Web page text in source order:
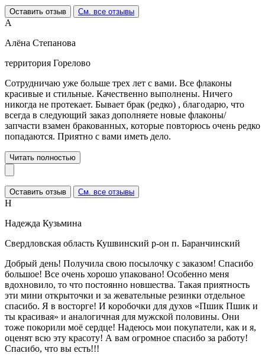
Оставить отзыв См. все отзывы
А
Алёна Степанова
территория Горелово
Сотрудничаю уже больше трех лет с вами. Все флаконы
красивые и стильные. Качественно выполнены. Ничего
никогда не протекает. Бывает брак (редко) , благодарю, что
всегда в следующий заказ дополняете новые флаконы/
запчасти взамен бракованных, которые повторюсь очень редко
попадаются. Приятно с вами иметь дело.
Читать полностью
Оставить отзыв См. все отзывы
Н
Надежда Кузьмина
Свердловская область Кушвинский р-он п. Баранчинский
Добрый день! Получила свою посылочку с заказом! Спасибо
большое! Все очень хорошо упаковано! Особенно меня
вдохновило, то что постоянно новшества. Такая приятность
эти мини открыточки и за жевательные резинки отдельное
спасибо. Я в восторге! И коробочки для духов «Пшик Пшик и
ты красивая» и аналогичная для мужской половины. Они
тоже покорили моё сердце! Надеюсь мои покупатели, как и я,
оценят всю эту красоту! А вам огромное спасибо за работу!
Спасибо, что вы есть!!!